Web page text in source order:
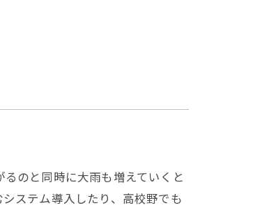
のと同時に大雨も増えていくと
ステム導入したり、高校野でも